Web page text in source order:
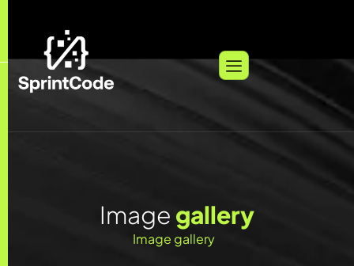
Image gallery
Image gallery